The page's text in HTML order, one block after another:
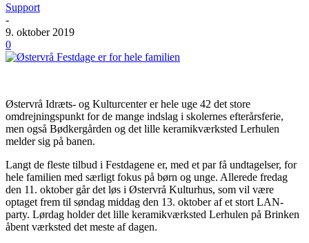
Support
-
9. oktober 2019
0
Østervrå Idræts- og Kulturcenter er hele uge 42 det store
omdrejningspunkt for de mange indslag i skolernes efterårsferie,
men også Bødkergården og det lille keramikværksted Lerhulen
melder sig på banen.
Langt de fleste tilbud i Festdagene er, med et par få undtagelser, for
hele familien med særligt fokus på børn og unge. Allerede fredag
den 11. oktober går det løs i Østervrå Kulturhus, som vil være
optaget frem til søndag middag den 13. oktober af et stort LAN-
party. Lørdag holder det lille keramikværksted Lerhulen på Brinken
åbent værksted det meste af dagen.